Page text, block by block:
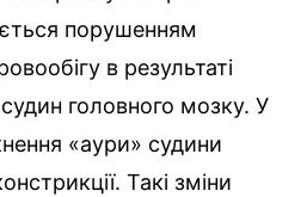
порушенням
в результаті
головного мозку. У
«аури» судини
Такі зміни